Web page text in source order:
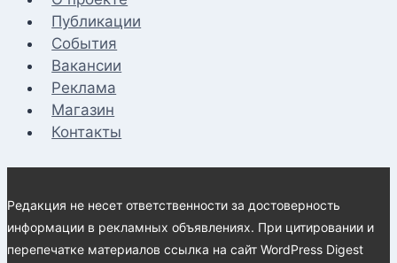
Публикации
События
Вакансии
Реклама
Магазин
Контакты
Редакция не несет ответственности за достоверность
информации в рекламных объявлениях. При цитировании и
перепечатке материалов ссылка на сайт WordPress Digest